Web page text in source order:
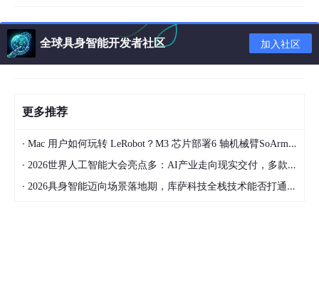
全球具身智能开发者社区 加入社区
更多推荐
· Mac 用户如何玩转 LeRobot？M3 芯片部署6 轴机械臂SoArm101经验总结 第3篇
· 2026世界人工智能大会亮点多：AI产业走向现实交付，多款创新产品亮相！
· 2026具身智能迈向场景落地期，库萨科技全栈技术能否打通城市服务机器人规模化之路？